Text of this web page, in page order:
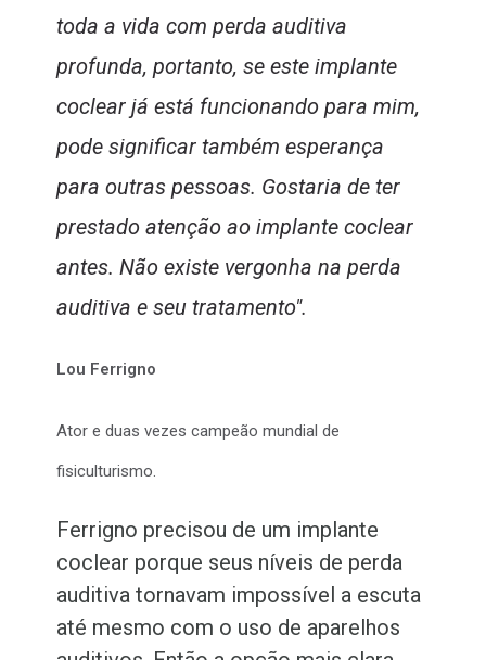
toda a vida com perda auditiva
profunda, portanto, se este implante
coclear já está funcionando para mim,
pode significar também esperança
para outras pessoas. Gostaria de ter
prestado atenção ao implante coclear
antes. Não existe vergonha na perda
auditiva e seu tratamento".
Lou Ferrigno
Ator e duas vezes campeão mundial de
fisiculturismo.
Ferrigno precisou de um implante
coclear porque seus níveis de perda
auditiva tornavam impossível a escuta
até mesmo com o uso de aparelhos